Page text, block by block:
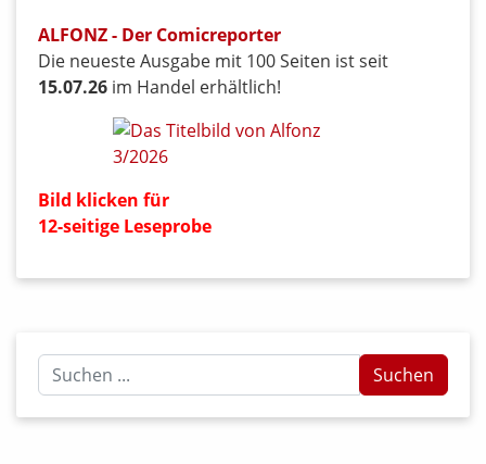
ALFONZ - Der Comicreporter
Die neueste Ausgabe mit 100 Seiten ist seit
15.07.26 im Handel erhältlich!
Bild klicken für
12-seitige Leseprobe
Suchen
...
Suchen